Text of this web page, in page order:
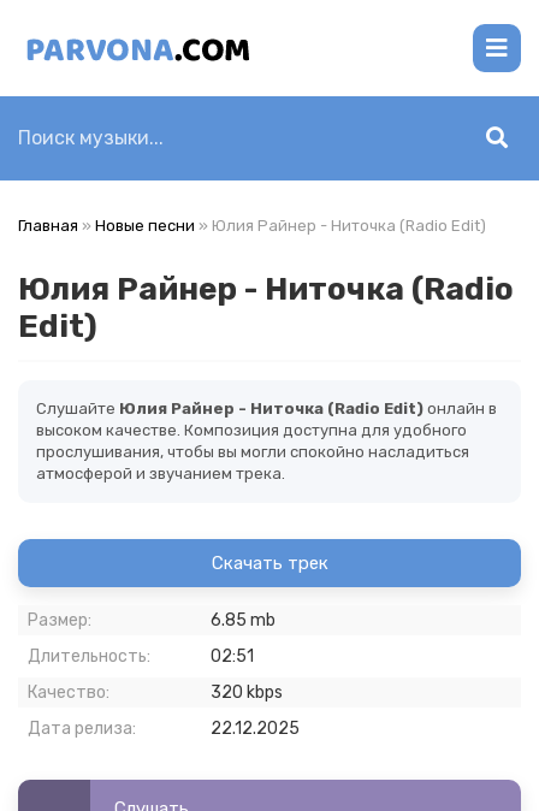
Главная » Новые песни » Юлия Райнер - Ниточка (Radio Edit)
Юлия Райнер - Ниточка (Radio
Edit)
Слушайте Юлия Райнер - Ниточка (Radio Edit) онлайн в
высоком качестве. Композиция доступна для удобного
прослушивания, чтобы вы могли спокойно насладиться
атмосферой и звучанием трека.
Скачать трек
Размер:
6.85 mb
Длительность:
02:51
Качество:
320 kbps
Дата релиза:
22.12.2025